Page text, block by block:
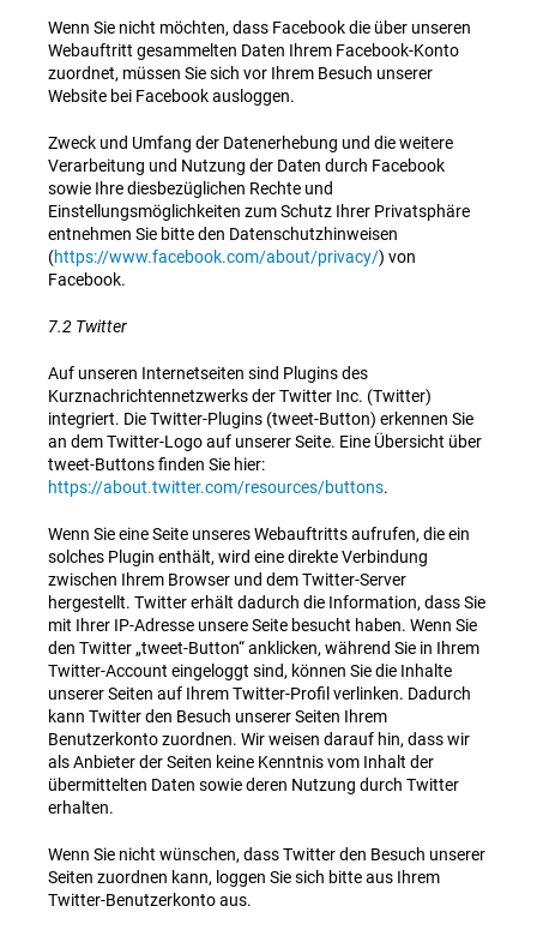
Wenn Sie nicht möchten, dass Facebook die über unseren
Webauftritt gesammelten Daten Ihrem Facebook-Konto
zuordnet, müssen Sie sich vor Ihrem Besuch unserer
Website bei Facebook ausloggen.
Zweck und Umfang der Datenerhebung und die weitere
Verarbeitung und Nutzung der Daten durch Facebook
sowie Ihre diesbezüglichen Rechte und
Einstellungsmöglichkeiten zum Schutz Ihrer Privatsphäre
entnehmen Sie bitte den Datenschutzhinweisen
(https://www.facebook.com/about/privacy/) von
Facebook.
7.2 Twitter
Auf unseren Internetseiten sind Plugins des
Kurznachrichtennetzwerks der Twitter Inc. (Twitter)
integriert. Die Twitter-Plugins (tweet-Button) erkennen Sie
an dem Twitter-Logo auf unserer Seite. Eine Übersicht über
tweet-Buttons finden Sie hier:
https://about.twitter.com/resources/buttons.
Wenn Sie eine Seite unseres Webauftritts aufrufen, die ein
solches Plugin enthält, wird eine direkte Verbindung
zwischen Ihrem Browser und dem Twitter-Server
hergestellt. Twitter erhält dadurch die Information, dass Sie
mit Ihrer IP-Adresse unsere Seite besucht haben. Wenn Sie
den Twitter „tweet-Button“ anklicken, während Sie in Ihrem
Twitter-Account eingeloggt sind, können Sie die Inhalte
unserer Seiten auf Ihrem Twitter-Profil verlinken. Dadurch
kann Twitter den Besuch unserer Seiten Ihrem
Benutzerkonto zuordnen. Wir weisen darauf hin, dass wir
als Anbieter der Seiten keine Kenntnis vom Inhalt der
übermittelten Daten sowie deren Nutzung durch Twitter
erhalten.
Wenn Sie nicht wünschen, dass Twitter den Besuch unserer
Seiten zuordnen kann, loggen Sie sich bitte aus Ihrem
Twitter-Benutzerkonto aus.